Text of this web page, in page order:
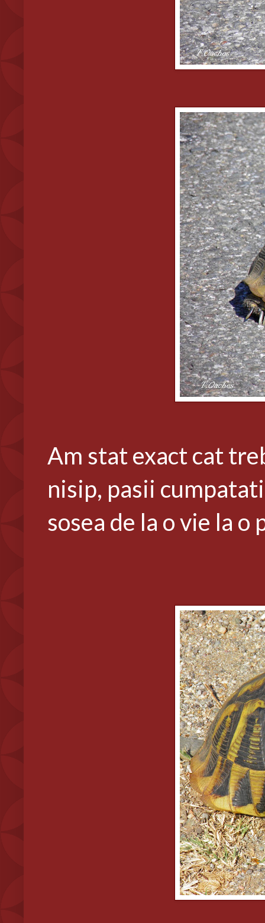
Am stat exact cat
nisip, pasii
sosea de la o vie la o